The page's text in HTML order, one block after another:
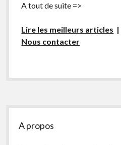
A tout de suite =>
Lire les meilleurs articles |
Nous contacter
Sidebar
A propos